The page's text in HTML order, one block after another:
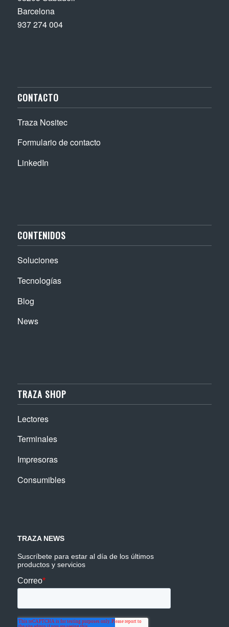
Barcelona
937 274 004
CONTACTO
Traza Nositec
Formulario de contacto
LinkedIn
CONTENIDOS
Soluciones
Tecnologías
Blog
News
TRAZA SHOP
Lectores
Terminales
Impresoras
Consumibles